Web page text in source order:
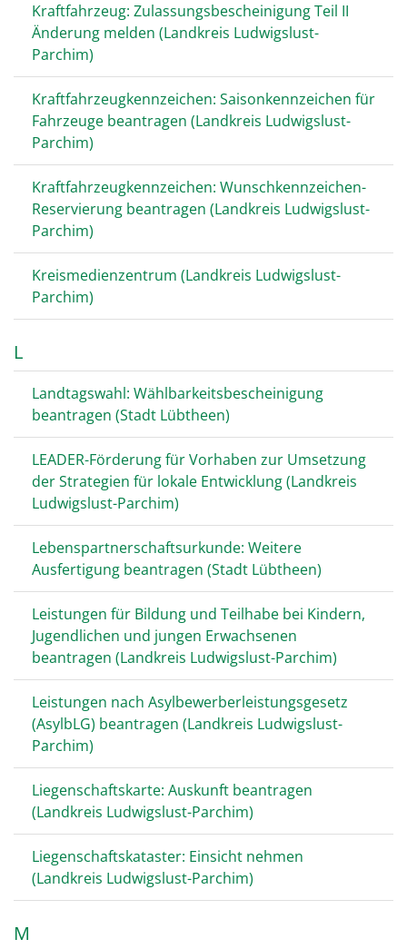
Kraftfahrzeug: Zulassungsbescheinigung Teil II
Änderung melden (Landkreis Ludwigslust-
Parchim)
Kraftfahrzeugkennzeichen: Saisonkennzeichen für
Fahrzeuge beantragen (Landkreis Ludwigslust-
Parchim)
Kraftfahrzeugkennzeichen: Wunschkennzeichen-
Reservierung beantragen (Landkreis Ludwigslust-
Parchim)
Kreismedienzentrum (Landkreis Ludwigslust-
Parchim)
L
Landtagswahl: Wählbarkeitsbescheinigung
beantragen (Stadt Lübtheen)
LEADER-Förderung für Vorhaben zur Umsetzung
der Strategien für lokale Entwicklung (Landkreis
Ludwigslust-Parchim)
Lebenspartnerschaftsurkunde: Weitere
Ausfertigung beantragen (Stadt Lübtheen)
Leistungen für Bildung und Teilhabe bei Kindern,
Jugendlichen und jungen Erwachsenen
beantragen (Landkreis Ludwigslust-Parchim)
Leistungen nach Asylbewerberleistungsgesetz
(AsylbLG) beantragen (Landkreis Ludwigslust-
Parchim)
Liegenschaftskarte: Auskunft beantragen
(Landkreis Ludwigslust-Parchim)
Liegenschaftskataster: Einsicht nehmen
(Landkreis Ludwigslust-Parchim)
M